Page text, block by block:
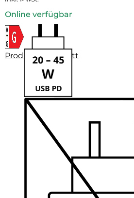
Online verfügbar
Produktdatenblatt